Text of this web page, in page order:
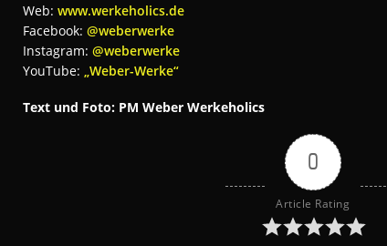
Web: www.werkeholics.de
Facebook: @weberwerke
Instagram: @weberwerke
YouTube: „Weber-Werke“
Text und Foto: PM Weber Werkeholics
0
Article Rating